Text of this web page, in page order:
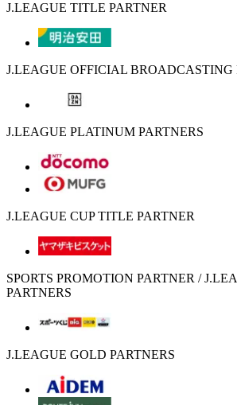
J.LEAGUE TITLE PARTNER
J.LEAGUE OFFICIAL BROADCASTING
J.LEAGUE PLATINUM PARTNERS
J.LEAGUE CUP TITLE PARTNER
SPORTS PROMOTION PARTNER /
PARTNERS
J.LEAGUE GOLD PARTNERS